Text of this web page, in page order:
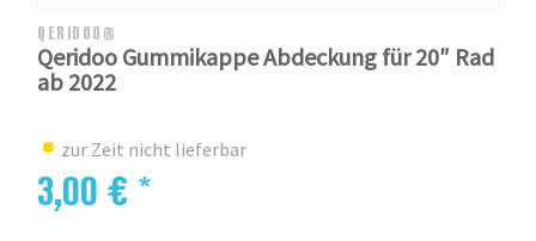
QERIDOO®
Qeridoo Gummikappe Abdeckung für 20″ Rad
ab 2022
zur Zeit nicht lieferbar
3,00 € *